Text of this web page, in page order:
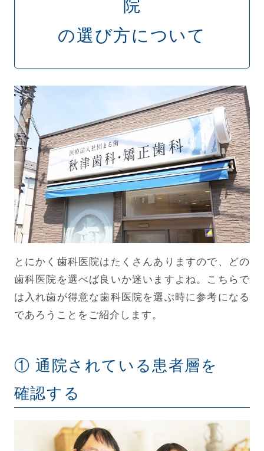
院
の選び方について
とにかく歯科医院はたくさんありますので、どの
歯科医院を選べば良いか迷いますよね。こちらで
は入れ歯が得意な歯科医院を選ぶ時に参考になる
であろうことをご紹介します。
① 通院されている患者層を
確認する